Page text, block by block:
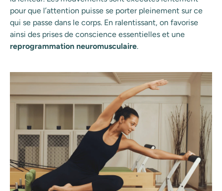
pour que l’attention puisse se porter pleinement sur ce
qui se passe dans le corps. En ralentissant, on favorise
ainsi des prises de conscience essentielles et une
reprogrammation neuromusculaire.